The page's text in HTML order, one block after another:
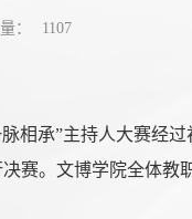
： 1107
相承”主持人大赛经
赛。文博学院全体教